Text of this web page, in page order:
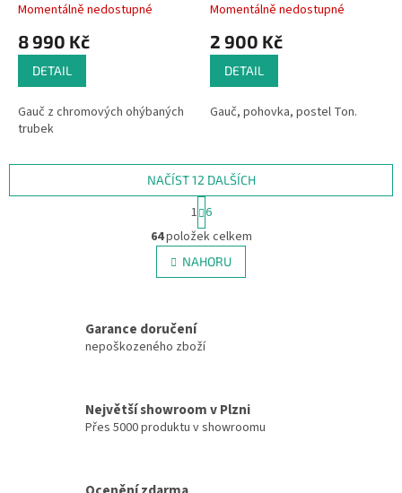
Momentálně nedostupné
8 990 Kč
DETAIL
Gauč z chromových ohýbaných
trubek
Momentálně nedostupné
2 900 Kč
DETAIL
Gauč, pohovka, postel Ton.
O
v
l
á
í
k
y
NAČÍST 12 DALŠÍCH
t
r
á
n
k
n
í
1 6
64položek celkem
NAHORU
Garance doručení
nepoškozeného zboží
Největší showroom v Plzni
Přes 5000 produktu v showroomu